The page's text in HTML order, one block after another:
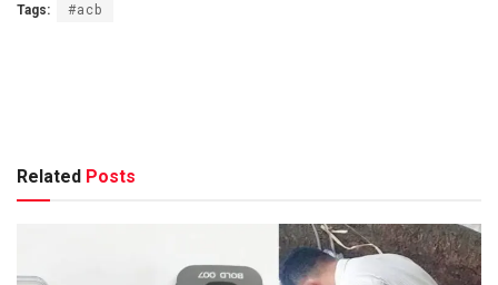
Tags: #acb
Related Posts